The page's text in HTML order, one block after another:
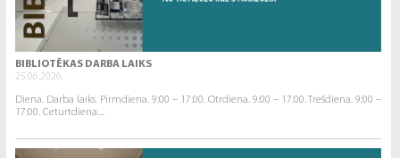
BIBLIOTĒKAS DARBA LAIKS
25.06.2026.
Diena. Darba laiks. Pirmdiena. 9:00 – 17:00. Otrdiena. 9:00 – 17:00. Trešdiena. 9:00 –
17:00. Ceturtdiena....